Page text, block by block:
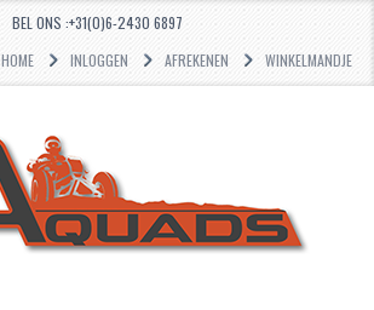
BEL ONS :+31(0)6-2430 6897
HOME
INLOGGEN AFREKENEN WINKELMANDJE